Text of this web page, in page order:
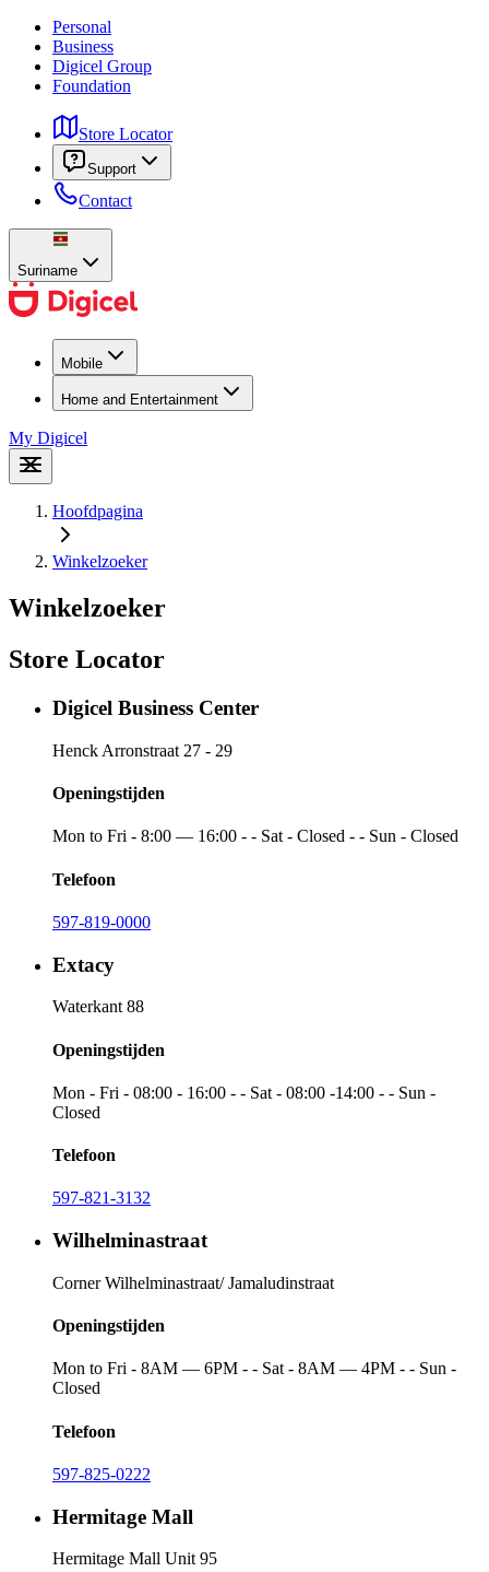
Personal
Business
Digicel Group
Foundation
Store Locator
Support
Contact
Suriname
Mobile
Home and Entertainment
My Digicel
Hoofdpagina
Winkelzoeker
Winkelzoeker
Store Locator
Digicel Business Center
Henck Arronstraat 27 - 29
Openingstijden
Mon to Fri - 8:00 — 16:00 - - Sat - Closed - - Sun - Closed
Telefoon
597-819-0000
Extacy
Waterkant 88
Openingstijden
Mon - Fri - 08:00 - 16:00 - - Sat - 08:00 -14:00 - - Sun -
Closed
Telefoon
597-821-3132
Wilhelminastraat
Corner Wilhelminastraat/ Jamaludinstraat
Openingstijden
Mon to Fri - 8AM — 6PM - - Sat - 8AM — 4PM - - Sun -
Closed
Telefoon
597-825-0222
Hermitage Mall
Hermitage Mall Unit 95